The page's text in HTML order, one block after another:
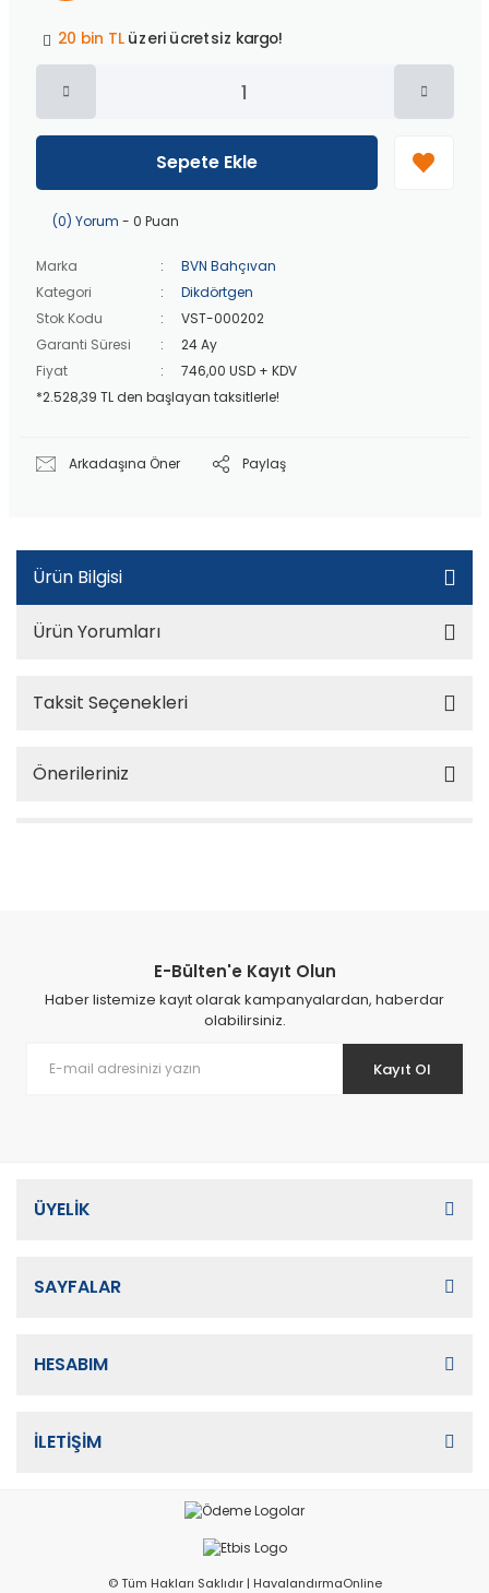
20 bin TLüzeri ücretsiz kargo!
40 bin TL
Peşin fiyatına
üzeri ücretsiz kargo!
üzeri ücretsiz kargo!
40 bin TLüzeri özel teklif!
Sepete Ekle
(0) Yorum - 0 Puan
Marka
BVN Bahçıvan
Kategori
Dikdörtgen
Stok Kodu
VST-000202
Garanti Süresi
24 Ay
Fiyat
746,00 USD + KDV
*2.528,39 TL den başlayan taksitlerle!
Arkadaşına Öner Paylaş
Ürün Bilgisi
Ürün Yorumları
Taksit Seçenekleri
Önerileriniz
E-Bülten'e Kayıt Olun
Haber listemize kayıt olarak kampanyalardan, haberdar
olabilirsiniz.
Kayıt Ol
ÜYELİK
SAYFALAR
HESABIM
İLETİŞİM
© Tüm Hakları Saklıdır | HavalandırmaOnline